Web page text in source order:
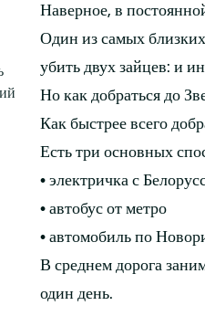
Наверное, в
Один из самых
убить двух зайцев: и
Но как добраться до
Как быстрее всего
Есть три основных
• электричка с
• автобус от метро
• автомобиль по
В среднем дорога
один день.